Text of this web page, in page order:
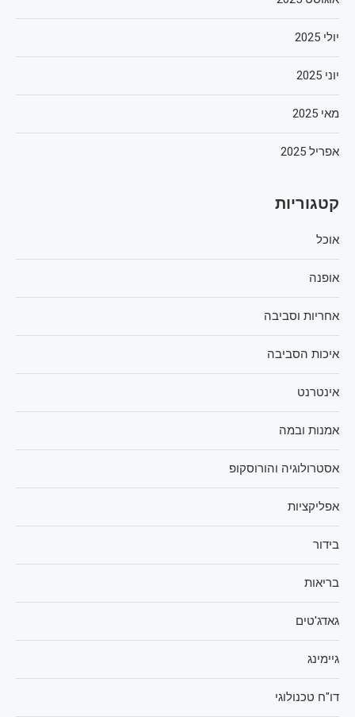
יולי 2025
יוני 2025
מאי 2025
אפריל 2025
קטגוריות
אוכל
אופנה
אחריות וסביבה
איכות הסביבה
אינטרנט
אמנות ובמה
אסטרולוגיה והורוסקופ
אפליקציות
בידור
בריאות
גאדג'טים
גיימינג
דו"ח טכנולוגי